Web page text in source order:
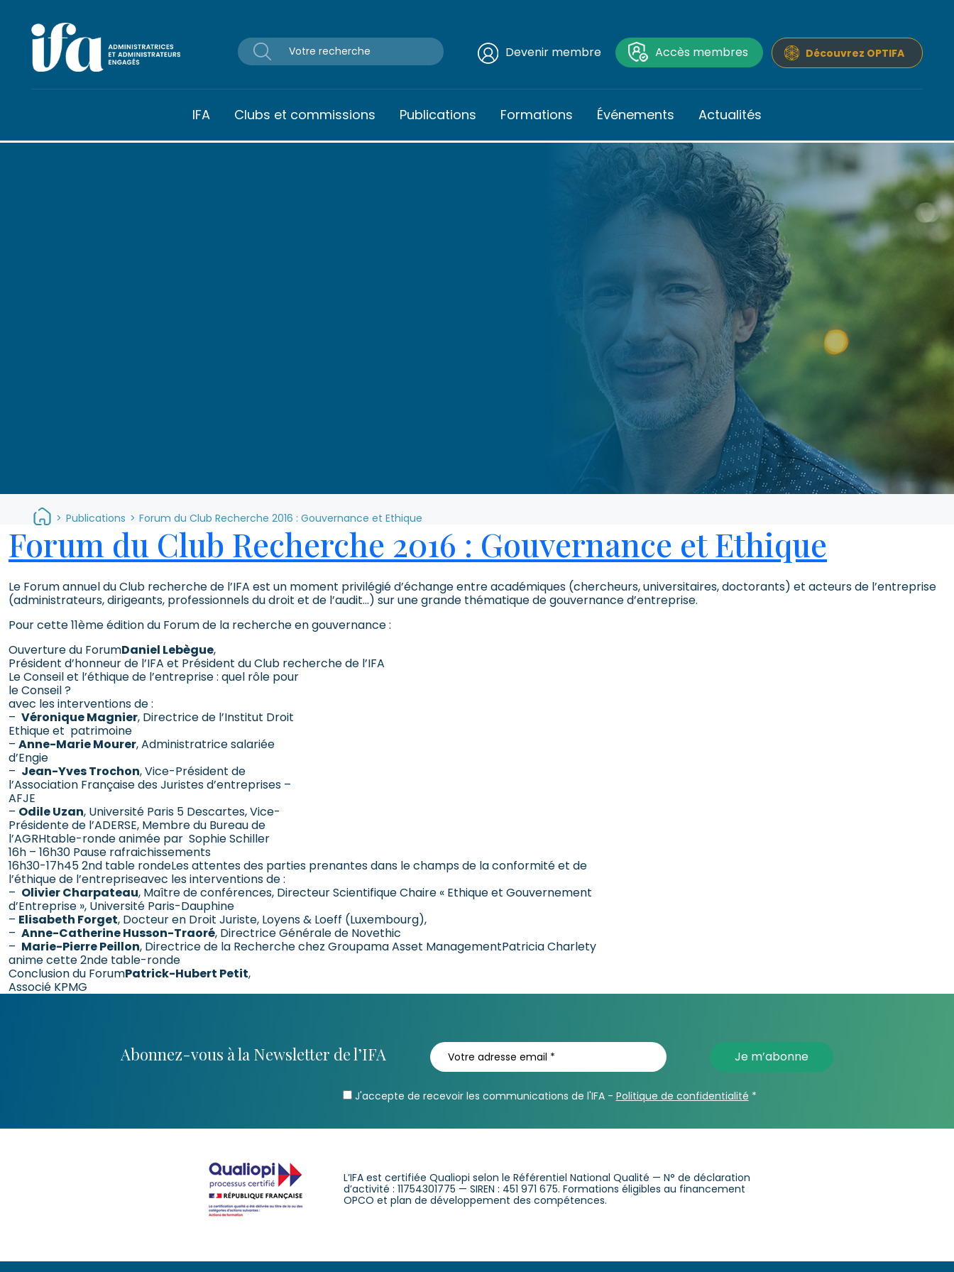
Devenir membre Accès membres Découvrez OPTIFA
IFA Clubs et commissions Publications Formations Événements Actualités
> Publications > Forum du Club Recherche 2016 : Gouvernance et Ethique
Forum du Club Recherche 2016 : Gouvernance et Ethique
Le Forum annuel du Club recherche de l’IFA est un moment privilégié d’échange entre académiques (chercheurs, universitaires, doctorants) et acteurs de l’entreprise
(administrateurs, dirigeants, professionnels du droit et de l’audit…) sur une grande thématique de gouvernance d’entreprise.
Pour cette 11ème édition du Forum de la recherche en gouvernance :
Ouverture du ForumDaniel Lebègue,
Président d’honneur de l’IFA et Président du Club recherche de l’IFA
Le Conseil et l’éthique de l’entreprise : quel rôle pour
le Conseil ?
avec les interventions de :
– Véronique Magnier, Directrice de l’Institut Droit
Ethique et patrimoine
– Anne-Marie Mourer, Administratrice salariée
d’Engie
– Jean-Yves Trochon, Vice-Président de
l’Association Française des Juristes d’entreprises –
AFJE
– Odile Uzan, Université Paris 5 Descartes, Vice-
Présidente de l’ADERSE, Membre du Bureau de
l’AGRHtable-ronde animée par Sophie Schiller
16h – 16h30 Pause rafraichissements
16h30-17h45 2nd table rondeLes attentes des parties prenantes dans le champs de la conformité et de
l’éthique de l’entrepriseavec les interventions de :
– Olivier Charpateau, Maître de conférences, Directeur Scientifique Chaire « Ethique et Gouvernement
d’Entreprise », Université Paris-Dauphine
– Elisabeth Forget, Docteur en Droit Juriste, Loyens & Loeff (Luxembourg),
– Anne-Catherine Husson-Traoré, Directrice Générale de Novethic
– Marie-Pierre Peillon, Directrice de la Recherche chez Groupama Asset ManagementPatricia Charlety
anime cette 2nde table-ronde
Conclusion du ForumPatrick-Hubert Petit,
Associé KPMG
Abonnez-vous à la Newsletter de l’IFA
J'accepte de recevoir les communications de l'IFA - Politique de confidentialité *
L’IFA est certifiée Qualiopi selon le Référentiel National Qualité — N° de déclaration
d’activité : 11754301775 — SIREN : 451 971 675. Formations éligibles au financement
OPCO et plan de développement des compétences.